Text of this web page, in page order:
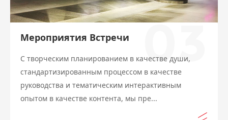
Мероприятия Встречи 03
С творческим планированием в качестве души,
стандартизированным процессом в качестве
руководства и тематическим интерактивным
опытом в качестве контента, мы пре...